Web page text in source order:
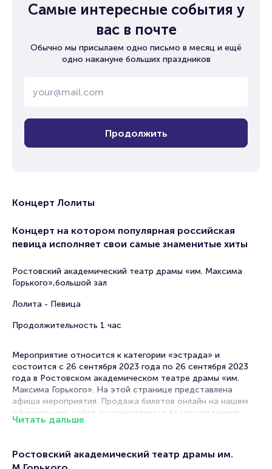
Самые интересные события у
вас в почте
Обычно мы присылаем одно письмо в месяц и ещё
одно накануне больших праздников
Продолжить
Концерт Лолиты
Концерт на котором популярная российская
певица исполняет свои самые знаменитые хиты
Ростовский академический театр драмы «им. Максима
Горького»,большой зал
Лолита - Певица
Продолжительность 1 час
Мероприятие относится к категории «эстрада» и
состоится с 26 сентября 2023 года по 26 сентября 2023
года в Ростовском академическом театре драмы «им.
Максима Горького». На этой странице представлена
афиша мероприятия. Продажа билетов онлайн на нашем
официальном сайте осуществляется без посредников.
Зачастую это единственная возможность достать билет
Билеты на концерт Лолиты
Читать дальше
Ростовский академический театр драмы им.